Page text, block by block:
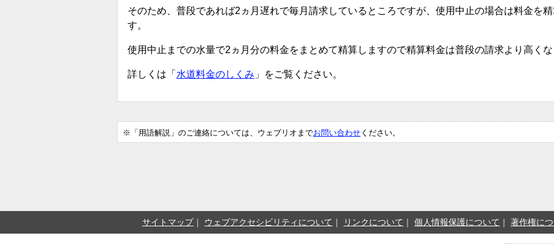
そのため、普段であれば2ヵ月遅れで毎月請求しているところですが、使用中止の場合は料金を
す。
使用中止までの水量で2ヵ月分の料金をまとめて精算しますので精算料金は普段の請求より高くな
詳しくは「 水道料金のしくみ 」をご覧ください。
※「用語解説」のご連絡については、ウェブリオまでお問い合わせ ください。
サイトマップ ウェブアクセシビリティについて リンクについて 個人情報保護について 著作権に